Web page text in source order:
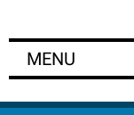
MENU